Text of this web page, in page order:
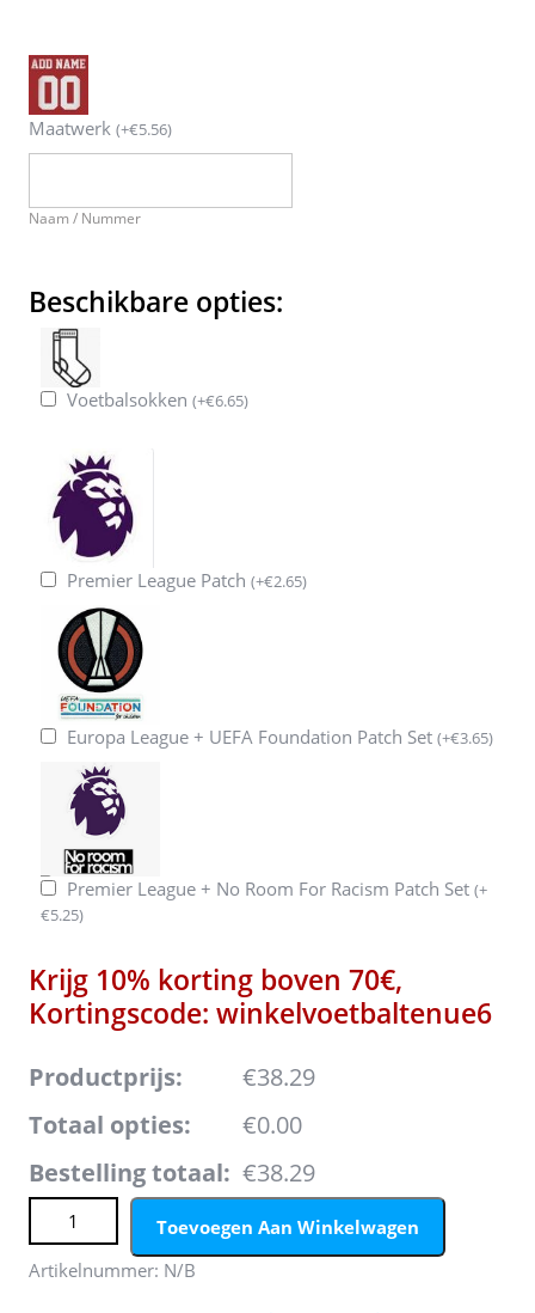
Maatwerk (+€5.56)
Naam / Nummer
Beschikbare opties:
Voetbalsokken (+€6.65)
Premier League Patch (+€2.65)
Europa League + UEFA Foundation Patch Set (+€3.65)
Premier League + No Room For Racism Patch Set (+
€5.25)
Krijg 10% korting boven 70€,
Kortingscode: winkelvoetbaltenue6
Productprijs:
€38.29
Totaal opties:
€0.00
Bestelling totaal: €38.29
Manchester United Casemiro #18 Thuis tenue Mensen
2022-23 Korte Mouw aantalToevoegen Aan Winkelwagen
Artikelnummer: N/B